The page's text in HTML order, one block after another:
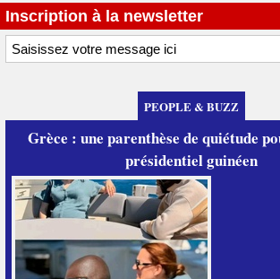
Inscription à la newsletter
PEOPLE & BUZZ
Grèce : une parenthèse de quiétude
présidentiel guinéen